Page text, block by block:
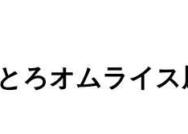
ろオムライ